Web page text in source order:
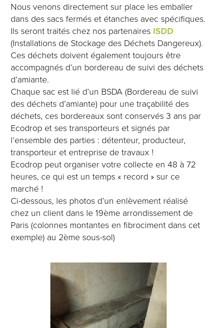
Nous venons directement sur place les emballer
dans des sacs fermés et étanches avec spécifiques.
Ils seront traités chez nos partenaires ISDD
(Installations de Stockage des Déchets Dangereux).
Ces déchets doivent également toujours être
accompagnés d’un bordereau de suivi des déchets
d’amiante.
Chaque sac est lié d’un BSDA (Bordereau de suivi
des déchets d’amiante) pour une traçabilité des
déchets, ces bordereaux sont conservés 3 ans par
Ecodrop et ses transporteurs et signés par
l’ensemble des parties : détenteur, producteur,
transporteur et entreprise de travaux !
Ecodrop peut organiser votre collecte en 48 à 72
heures, ce qui est un temps « record » sur ce
marché !
Ci-dessous, les photos d’un enlèvement réalisé
chez un client dans le 19ème arrondissement de
Paris (colonnes montantes en fibrociment dans cet
exemple) au 2ème sous-sol)